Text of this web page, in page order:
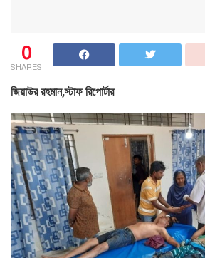
0
SHARES
জিয়াউর রহমান,স্টাফ রিপোর্টার